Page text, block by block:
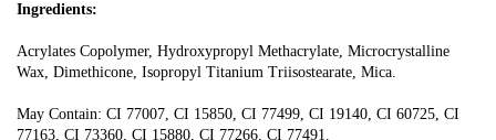
Ingredients:
Acrylates Copolymer, Hydroxypropyl Methacrylate, Microcrystalline
Wax, Dimethicone, Isopropyl Titanium Triisostearate, Mica.
May Contain: CI 77007, CI 15850, CI 77499, CI 19140, CI 60725, CI
77163, CI 73360, CI 15880, CI 77266, CI 77491.